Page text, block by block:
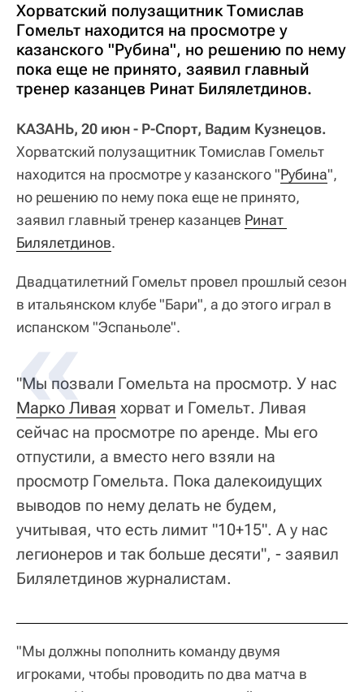
Хорватский полузащитник Томислав
Гомельт находится на просмотре у
казанского "Рубина", но решению по нему
пока еще не принято, заявил главный
тренер казанцев Ринат Билялетдинов.
КАЗАНЬ, 20 июн - Р-Спорт, Вадим Кузнецов.
Хорватский полузащитник Томислав Гомельт
находится на просмотре у казанского "Рубина",
но решению по нему пока еще не принято,
заявил главный тренер казанцев Ринат
Билялетдинов.
Двадцатилетний Гомельт провел прошлый сезон
в итальянском клубе "Бари", а до этого играл в
испанском "Эспаньоле".
"Мы позвали Гомельта на просмотр. У нас
Марко Ливая хорват и Гомельт. Ливая
сейчас на просмотре по аренде. Мы его
отпустили, а вместо него взяли на
просмотр Гомельта. Пока далекоидущих
выводов по нему делать не будем,
учитывая, что есть лимит "10+15". А у нас
легионеров и так больше десяти", - заявил
Билялетдинов журналистам.
"Мы должны пополнить команду двумя
игроками, чтобы проводить по два матча в